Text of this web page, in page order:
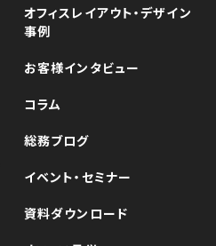
オフィスレイアウト・デザイン
事例
お客様インタビュー
コラム
総務ブログ
イベント・セミナー
資料ダウンロード